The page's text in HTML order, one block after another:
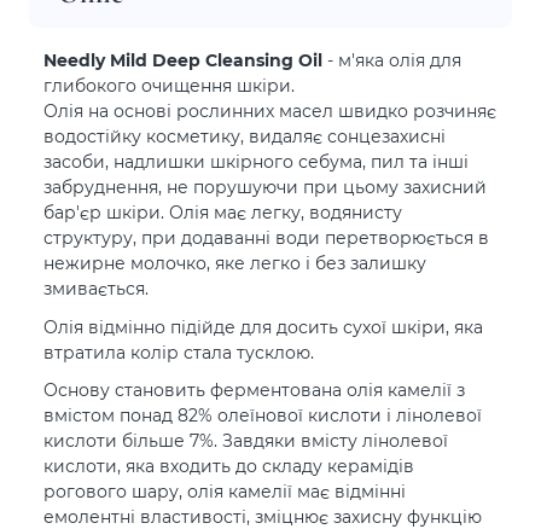
Needly Mild Deep Cleansing Oil - м'яка олія для
глибокого очищення шкіри.
Олія на основі рослинних масел швидко розчиняє
водостійку косметику, видаляє сонцезахисні
засоби, надлишки шкірного себума, пил та інші
забруднення, не порушуючи при цьому захисний
бар'єр шкіри. Олія має легку, водянисту
структуру, при додаванні води перетворюється в
нежирне молочко, яке легко і без залишку
змивається.
Олія відмінно підійде для досить сухої шкіри, яка
втратила колір стала тусклою.
Основу становить ферментована олія камелії з
вмістом понад 82% олеїнової кислоти і лінолевої
кислоти більше 7%. Завдяки вмісту лінолевої
кислоти, яка входить до складу керамідів
рогового шару, олія камелії має відмінні
емолентні властивості, зміцнює захисну функцію